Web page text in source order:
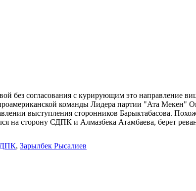
без согласования с курирующим это направление
команды Лидера партии "Ата Мекен"
выступления сторонников Барыктабасова.
на сторону СДПК и Алмазбека Атамбаева, берет
, Зарылбек Рысалиев